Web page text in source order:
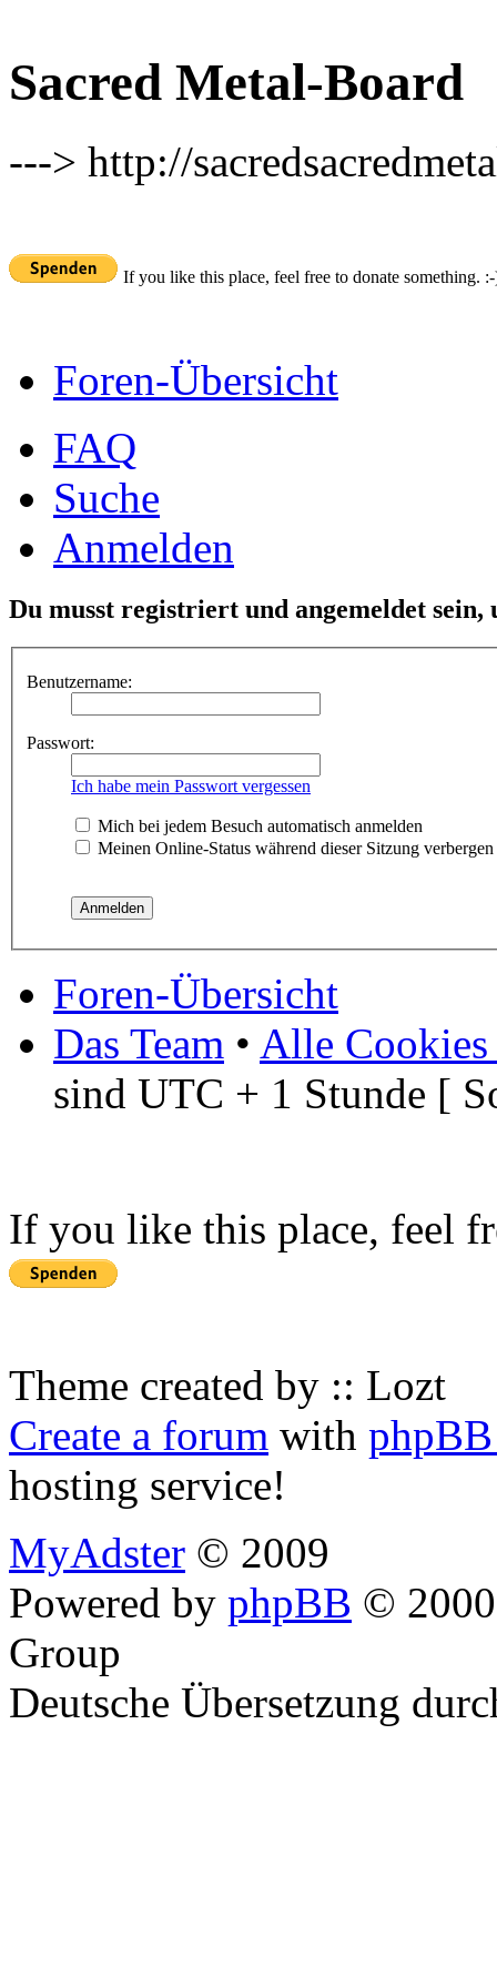
Sacred Metal-Board
---> http://
If you like this place, feel free to donate something.
Foren-Übersicht
FAQ
Suche
Anmelden
Du musst registriert und angemeldet
Benutzername:
Passwort:
Ich habe mein Passwort vergessen
Mich bei jedem Besuch automatisch anmelden
Meinen Online-Status während dieser Sitzung verbergen
Foren-Übersicht
Das Team • Alle Cookies
sind UTC + 1 Stunde [
If you like this place, feel
Theme created by :: Lozt
Create a forum with
hosting service!
MyAdster © 2009
Powered by phpBB ©
Group
Deutsche Übersetzung